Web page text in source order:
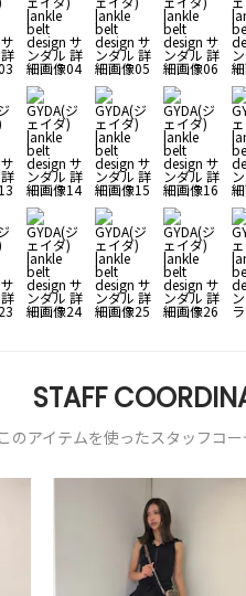
STAFF
このアイテムを使ったスタッフコ